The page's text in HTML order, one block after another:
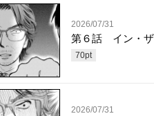
2026/07/31
第６話 イン・ザ
70pt
2026/07/31